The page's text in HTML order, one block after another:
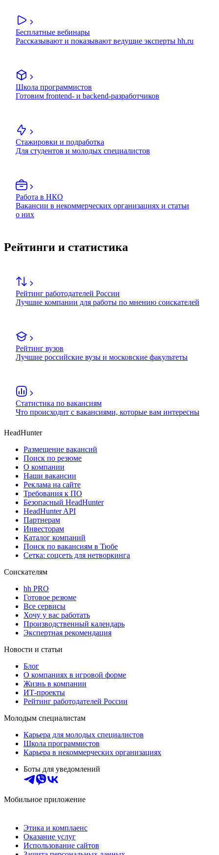
Бесплатные вебинары
Рассказывают и показывают ведущие эксперты hh.ru
Школа программистов
Готовим frontend- и backend-разработчиков
Стажировки и подработка
Для студентов и молодых специалистов
Работа в НКО
Вакансии в некоммерческих организациях и статьи
о них
Рейтинги и статистика
Рейтинг работодателей России
Лучшие компании для работы по мнению соискателей
Рейтинг вузов
Лучшие российские вузы и московские факультеты
Статистика по вакансиям
Что происходит с вакансиями, которые вам интересны
HeadHunter
Размещение вакансий
Поиск по резюме
О компании
Наши вакансии
Реклама на сайте
Требования к ПО
Безопасный HeadHunter
HeadHunter API
Партнерам
Инвесторам
Каталог компаний
Поиск по вакансиям в Тюбе
Сетка: соцсеть для нетворкинга
Соискателям
hh PRO
Готовое резюме
Все сервисы
Хочу у вас работать
Производственный календарь
Экспертная рекомендация
Новости и статьи
Блог
О компаниях в игровой форме
Жизнь в компании
ИТ-проекты
Рейтинг работодателей России
Молодым специалистам
Карьера для молодых специалистов
Школа программистов
Карьера в некоммерческих организациях
Боты для уведомлений
Мобильное приложение
Этика и комплаенс
Оказание услуг
Использование сайтов